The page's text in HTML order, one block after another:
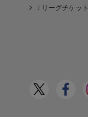
Ｊリーグチケット